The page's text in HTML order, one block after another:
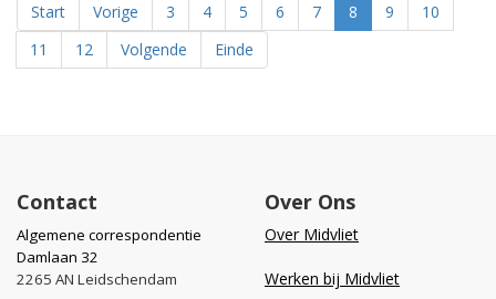
Start Vorige 3 4 5 6 7 8 9
10
11
12 Volgende Einde
Contact
Algemene correspondentie
Damlaan 32
2265 AN Leidschendam
Over Ons
Over Midvliet
Werken bij Midvliet